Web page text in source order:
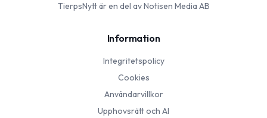
TierpsNyttär en del av Notisen Media AB
Information
Integritetspolicy
Cookies
Användarvillkor
Upphovsrätt och AI